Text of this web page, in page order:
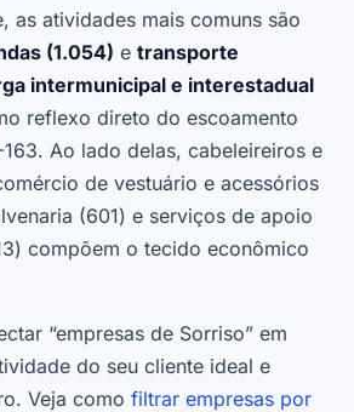
as atividades mais comuns são
(1.054) e transporte
intermunicipal e interestadual
reflexo direto do escoamento
Ao lado delas, cabeleireiros e
de vestuário e acessórios
(601) e serviços de apoio
compõem o tecido econômico
“empresas de Sorriso” em
do seu cliente ideal e
Veja como filtrar empresas por